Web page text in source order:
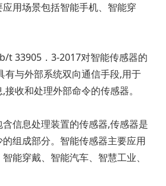
用场景包括智能手机、智能穿
t 33905．3-2017对智能传感器的
有与外部系统双向通信手段,用于
收和处理外部命令的传感器。
信息处理装置的传感器,传感器是
组成部分。智能传感器主要应用
能穿戴、智能汽车、智慧工业、